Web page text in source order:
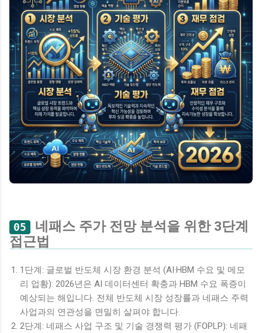
05
네패스 주가 전망 분석을 위한 3단계
접근법
1단계: 글로벌 반도체 시장 환경 분석 (AI·HBM 수요 및 메모
리 업황): 2026년은 AI 데이터센터 확충과 HBM 수요 폭증이
예상되는 해입니다. 전체 반도체 시장 성장률과 네패스 주력
사업과의 연관성을 면밀히 살펴야 합니다.
2단계: 네패스 사업 구조 및 기술 경쟁력 평가 (FOPLP): 네패